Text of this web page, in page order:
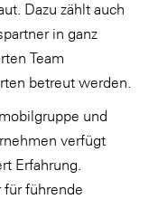
Dazu zählt auch
in ganz
Team
betreut werden.
und
verfügt
Erfahrung.
für führende